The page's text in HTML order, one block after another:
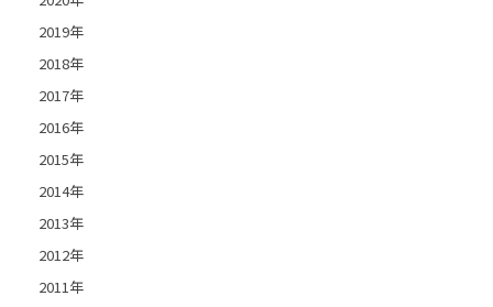
2019年
2018年
2017年
2016年
2015年
2014年
2013年
2012年
2011年